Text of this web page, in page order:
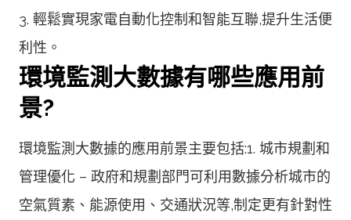
3. 輕鬆實現家電自動化控制和智能互聯,提升生活便
利性。
環境監測大數據有哪些應用前
景?
環境監測大數據的應用前景主要包括:1. 城市規劃和
管理優化 – 政府和規劃部門可利用數據分析城市的
空氣質素、能源使用、交通狀況等,制定更有針對性